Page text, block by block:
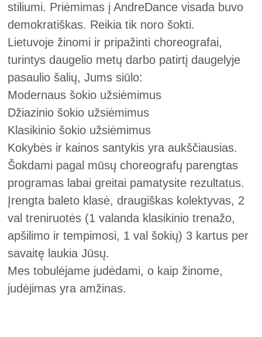
stiliumi. Priėmimas į AndreDance visada buvo
demokratiškas. Reikia tik noro šokti.
Lietuvoje žinomi ir pripažinti choreografai,
turintys daugelio metų darbo patirtį daugelyje
pasaulio šalių, Jums siūlo:
Modernaus šokio užsiėmimus
Džiazinio šokio užsiėmimus
Klasikinio šokio užsiėmimus
Kokybės ir kainos santykis yra aukščiausias.
Šokdami pagal mūsų choreografų parengtas
programas labai greitai pamatysite rezultatus.
Įrengta baleto klasė, draugiškas kolektyvas, 2
val treniruotės (1 valanda klasikinio trenažo,
apšilimo ir tempimosi, 1 val šokių) 3 kartus per
savaitę laukia Jūsų.
Mes tobulėjame judėdami, o kaip žinome,
judėjimas yra amžinas.